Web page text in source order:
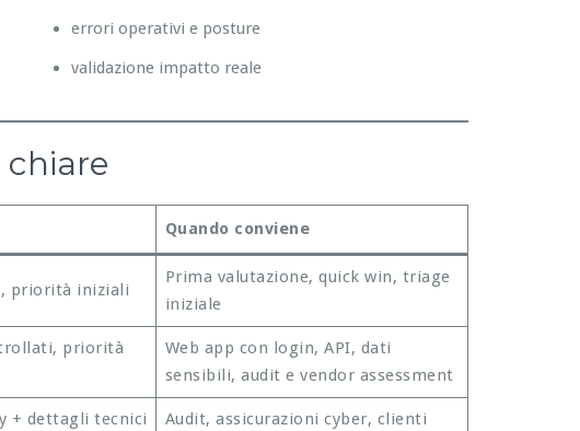
errori operativi e posture
validazione impatto reale
chiare
Quando conviene
priorità iniziali
Prima valutazione, quick win, triage
iniziale
priorità
Web app con login, API, dati
sensibili, audit e vendor assessment
+ dettagli tecnici
Audit, assicurazioni cyber, clienti